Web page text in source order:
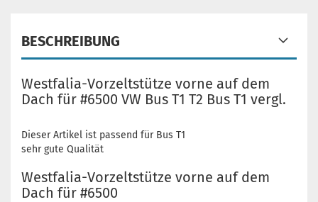
BESCHREIBUNG
Westfalia-Vorzeltstütze vorne auf dem
Dach für #6500 VW Bus T1 T2 Bus T1 vergl.
Dieser Artikel ist passend für Bus T1
sehr gute Qualität
Westfalia-Vorzeltstütze vorne auf dem
Dach für #6500